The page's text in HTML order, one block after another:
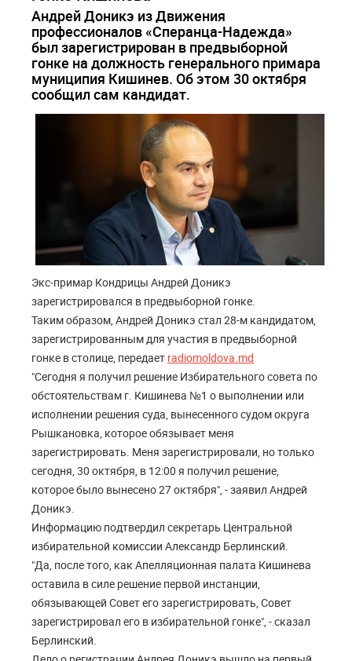
Андрей Доникэ из Движения
профессионалов «Сперанца-Надежда»
был зарегистрирован в предвыборной
гонке на должность генерального примара
муниципия Кишинев. Об этом 30 октября
сообщил сам кандидат.
Экс-примар Кондрицы Андрей Доникэ
зарегистрировался в предвыборной гонке.
Таким образом, Андрей Доникэ стал 28-м кандидатом,
зарегистрированным для участия в предвыборной
гонке в столице, передает radiomoldova.md
"Сегодня я получил решение Избирательного совета по
обстоятельствам г. Кишинева №1 о выполнении или
исполнении решения суда, вынесенного судом округа
Рышкановка, которое обязывает меня
зарегистрировать. Меня зарегистрировали, но только
сегодня, 30 октября, в 12:00 я получил решение,
которое было вынесено 27 октября", - заявил Андрей
Доникэ.
Информацию подтвердил секретарь Центральной
избирательной комиссии Александр Берлинский.
"Да, после того, как Апелляционная палата Кишинева
оставила в силе решение первой инстанции,
обязывающей Совет его зарегистрировать, Совет
зарегистрировал его в избирательной гонке", - сказал
Берлинский.